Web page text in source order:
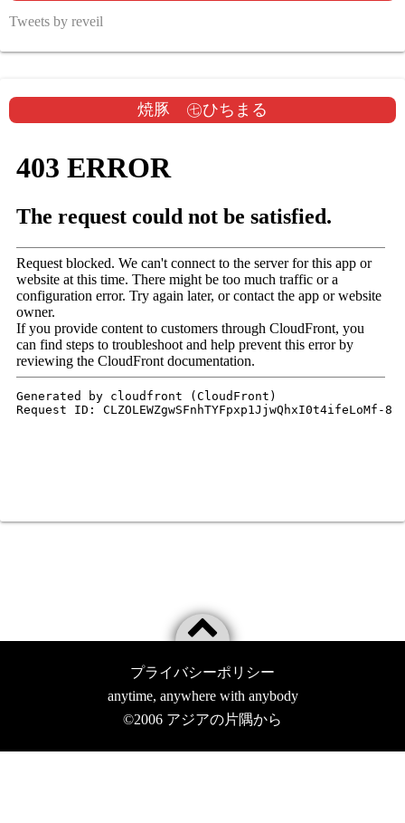
Tweets by reveil
焼豚 ㊆ひちまる
プライバシーポリシー
anytime, anywhere with anybody
©2006 アジアの片隅から